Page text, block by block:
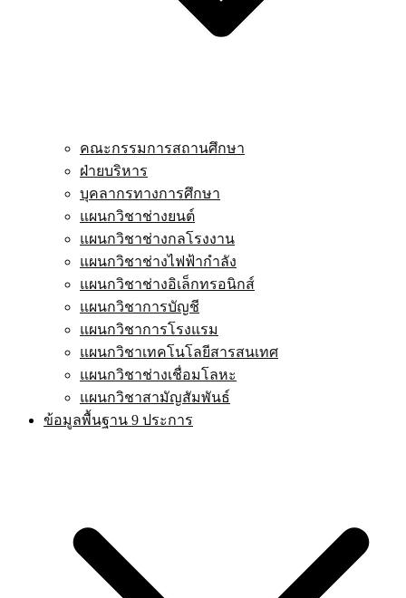
คณะกรรมการสถานศึกษา
ฝ่ายบริหาร
บุคลากรทางการศึกษา
แผนกวิชาช่างยนต์
แผนกวิชาช่างกลโรงงาน
แผนกวิชาช่างไฟฟ้ากำลัง
แผนกวิชาช่างอิเล็กทรอนิกส์
แผนกวิชาการบัญชี
แผนกวิชาการโรงแรม
แผนกวิชาเทคโนโลยีสารสนเทศ
แผนกวิชาช่างเชื่อมโลหะ
แผนกวิชาสามัญสัมพันธ์
ข้อมูลพื้นฐาน 9 ประการ